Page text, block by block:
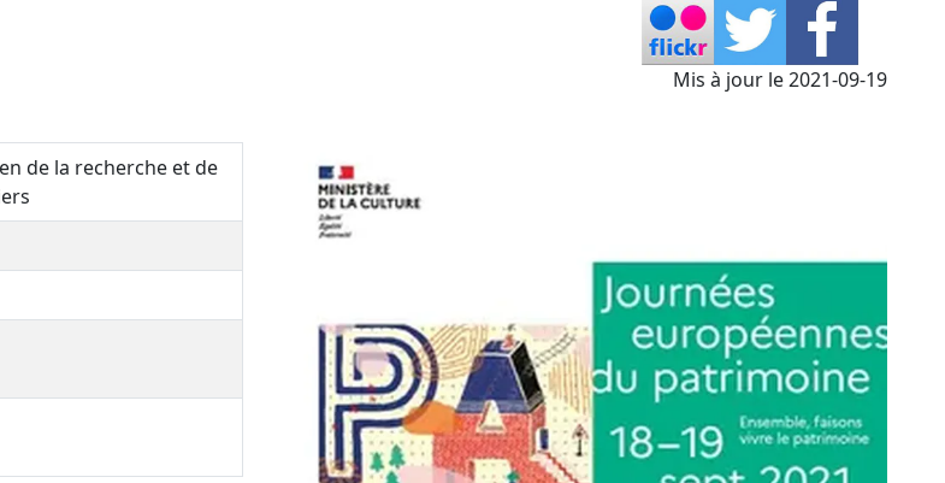
Mis à jour le 2021-09-19
de la recherche et de